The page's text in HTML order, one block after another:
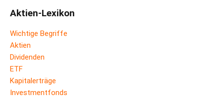
Aktien-Lexikon
Wichtige Begriffe
Aktien
Dividenden
ETF
Kapitalerträge
Investmentfonds